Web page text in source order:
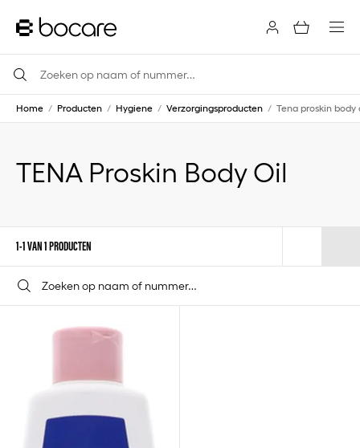
Home / Producten / Hygiene / Verzorgingsproducten / Tena proskin body
TENA Proskin Body Oil
1-1 VAN 1 PRODUCTEN
Tena